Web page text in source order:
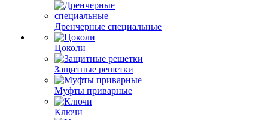
Дренчерные специальные
Цоколи
Защитные решетки
Муфты приварные
Ключи